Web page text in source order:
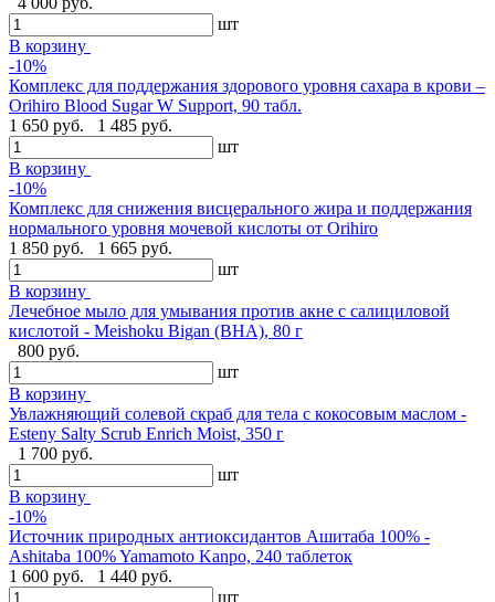
шт
В корзину
-10%
Комплекс для поддержания здорового уровня сахара в крови –
Orihiro Blood Sugar W Support, 90 табл.
1 650 руб.
1 485 руб.
шт
В корзину
-10%
Комплекс для снижения висцерального жира и поддержания
нормального уровня мочевой кислоты от Orihiro
1 850 руб.
1 665 руб.
шт
В корзину
Лечебное мыло для умывания против акне с салициловой
кислотой - Meishoku Bigan (BHA), 80 г
800 руб.
шт
В корзину
Увлажняющий солевой скраб для тела с кокосовым маслом -
Esteny Salty Scrub Enrich Moist, 350 г
1 700 руб.
шт
В корзину
-10%
Источник природных антиоксидантов Ашитаба 100% -
Ashitaba 100% Yamamoto Kanpo, 240 таблеток
1 600 руб.
1 440 руб.
шт